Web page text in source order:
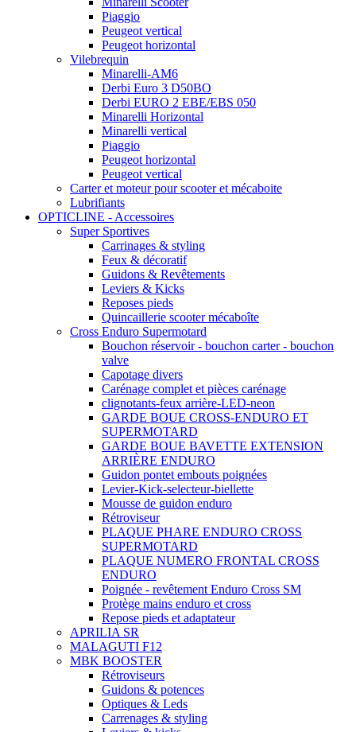
Piaggio
Peugeot vertical
Peugeot horizontal
Vilebrequin
Minarelli-AM6
Derbi Euro 3 D50BO
Derbi EURO 2 EBE/EBS 050
Minarelli Horizontal
Minarelli vertical
Piaggio
Peugeot horizontal
Peugeot vertical
Carter et moteur pour scooter et mécaboite
Lubrifiants
OPTICLINE - Accessoires
Super Sportives
Carrinages & styling
Feux & décoratif
Guidons & Revêtements
Leviers & Kicks
Reposes pieds
Quincaillerie scooter mécaboîte
Cross Enduro Supermotard
Bouchon réservoir - bouchon carter - bouchon
valve
Capotage divers
Carénage complet et pièces carénage
clignotants-feux arrière-LED-neon
GARDE BOUE CROSS-ENDURO ET
SUPERMOTARD
GARDE BOUE BAVETTE EXTENSION
ARRIÈRE ENDURO
Guidon pontet embouts poignées
Levier-Kick-selecteur-biellette
Mousse de guidon enduro
Rétroviseur
PLAQUE PHARE ENDURO CROSS
SUPERMOTARD
PLAQUE NUMERO FRONTAL CROSS
ENDURO
Poignée - revêtement Enduro Cross SM
Protège mains enduro et cross
Repose pieds et adaptateur
APRILIA SR
MALAGUTI F12
MBK BOOSTER
Rétroviseurs
Guidons & potences
Optiques & Leds
Carrenages & styling